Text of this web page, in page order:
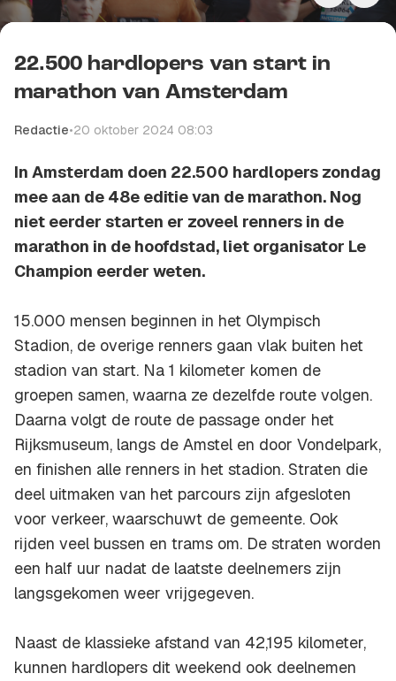
Kopieer link
22.500 hardlopers van start in
marathon van Amsterdam
Redactie•20 oktober 2024 08:03
In Amsterdam doen 22.500 hardlopers zondag
mee aan de 48e editie van de marathon. Nog
niet eerder starten er zoveel renners in de
marathon in de hoofdstad, liet organisator Le
Champion eerder weten.
15.000 mensen beginnen in het Olympisch
Stadion, de overige renners gaan vlak buiten het
stadion van start. Na 1 kilometer komen de
groepen samen, waarna ze dezelfde route volgen.
Daarna volgt de route de passage onder het
Rijksmuseum, langs de Amstel en door Vondelpark,
en finishen alle renners in het stadion. Straten die
deel uitmaken van het parcours zijn afgesloten
voor verkeer, waarschuwt de gemeente. Ook
rijden veel bussen en trams om. De straten worden
een half uur nadat de laatste deelnemers zijn
langsgekomen weer vrijgegeven.
Naast de klassieke afstand van 42,195 kilometer,
kunnen hardlopers dit weekend ook deelnemen